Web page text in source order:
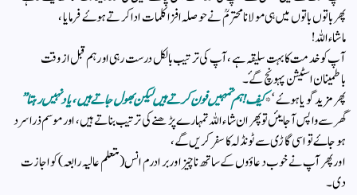
پھر باتوں باتوں میں ہی مولانا محترمؒ نے حوصلہ افزا کلمات ادا کرتے ہوۓ فرمایا ،
ماشاءاللہ!
آپ کو خدمت کا بہت سلیقہ ہے ، آپ کی ترتیب بالکل درست رہی اور ہم قبل از وقت
باطمینان اسٹیشن پہونچ گۓ ۔
پھر مزید گویا ہوۓ ‘ *کیف! ہم تمہیں فون کرتے ہیں لیکن بھول جاتے ہیں ، یاد نہیں رہتا”
گھر سے واپس آجایئں تو پھر ان شاءاللہ تمہارے پڑھنے کی ترتیب بناتے ہیں ، اور موسم ذرا سرد
ہوجاۓ تو اسی گاڑی سے ٹونڈلہ کا سفر کریں گے ،
اور پھر آپ نے خوب دعاؤوں کے ساتھ ناچیز اور برادرم انس (متعلم عالیہ رابعہ )کو اجازت
دی ۔